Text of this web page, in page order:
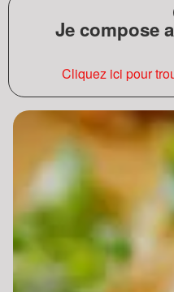
Je compose
Cliquez ici pour